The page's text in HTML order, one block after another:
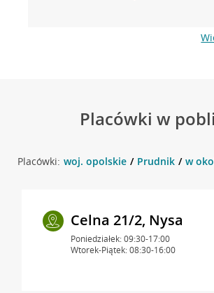
Placówki w
Placówki: woj. opolskie Prudnik w
Celna 21/2, Nysa
Poniedziałek: 09:30-17:00
Wtorek-Piątek: 08:30-16:00